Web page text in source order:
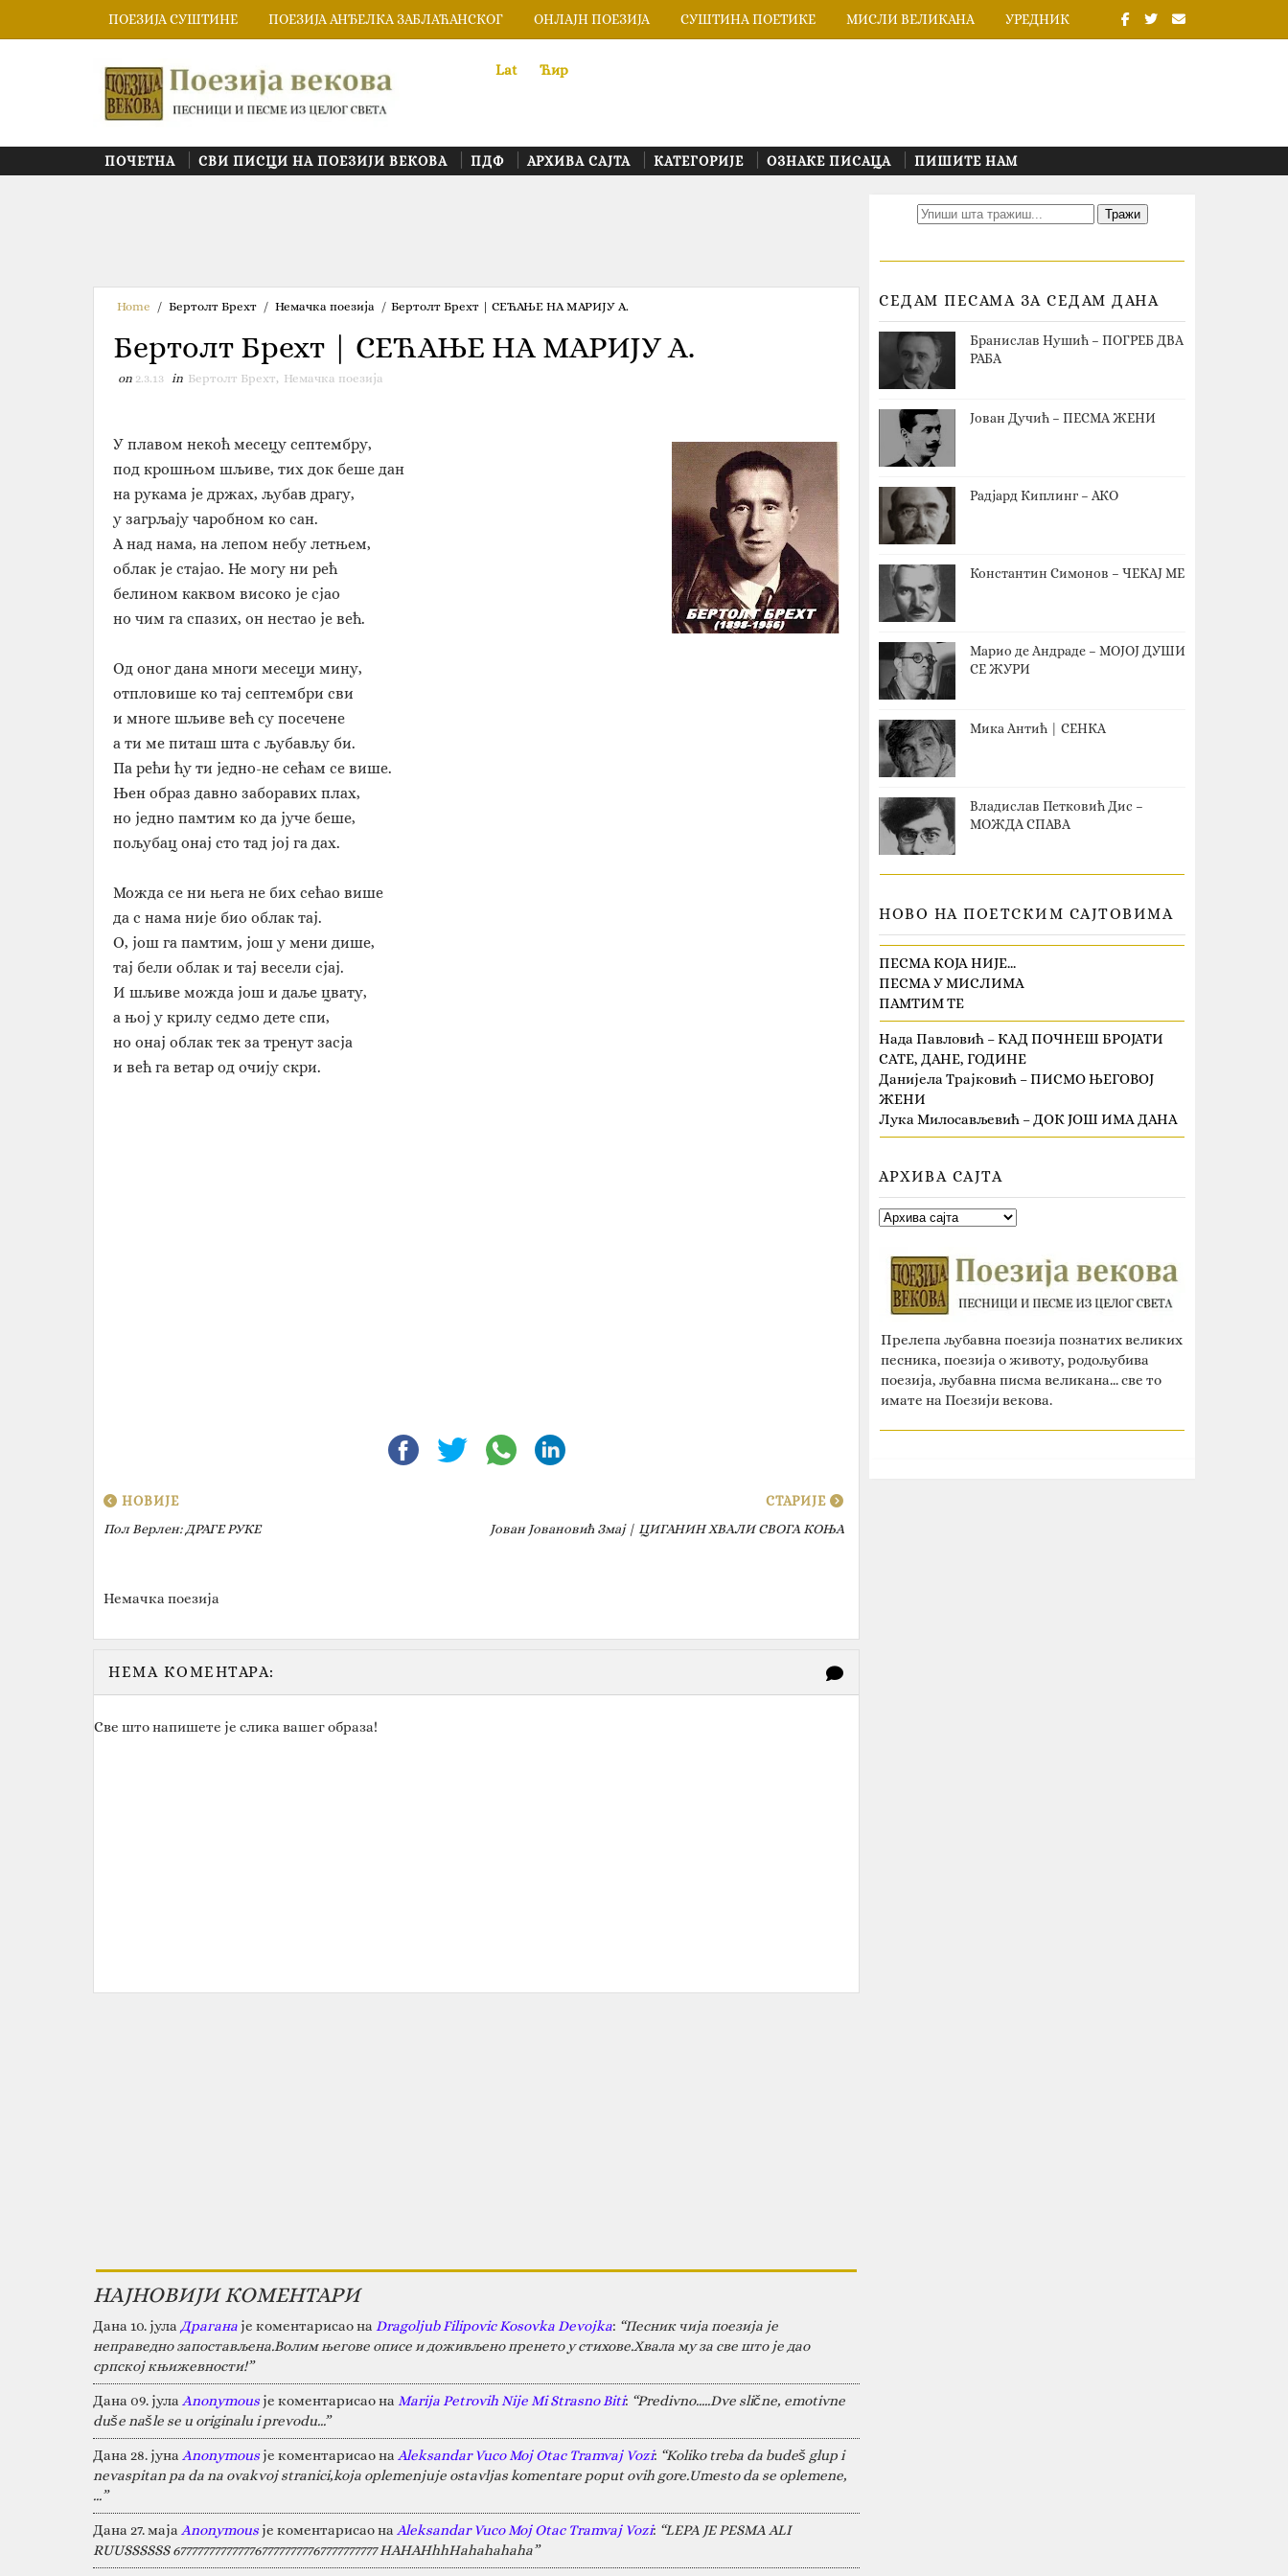
ПОЕЗИЈА СУШТИНЕ ПОЕЗИЈА АНЂЕЛКА ЗАБЛАЋАНСКОГ ОНЛАЈН ПОЕЗИЈА СУШТИНА ПОЕТИКЕ МИСЛИ ВЕЛИКАНА УРЕДНИК
Lat Ћир
ПОЧЕТНА СВИ ПИСЦИ НА ПОЕЗИЈИ ВЕКОВА ПДФ АРХИВА САЈТА КАТЕГОРИЈЕ ОЗНАКЕ ПИСАЦА ПИШИТЕ НАМ
Home / Бертолт Брехт / Немачка поезија / Бертолт Брехт | СЕЋАЊЕ НА МАРИЈУ А.
Бертолт Брехт | СЕЋАЊЕ НА МАРИЈУ А.
on 2.3.13 in Бертолт Брехт, Немачка поезија
У плавом некоћ месецу септембру,
под крошњом шљиве, тих док беше дан
на рукама је држах, љубав драгу,
у загрљају чаробном ко сан.
А над нама, на лепом небу летњем,
облак је стајао. Не могу ни рећ
белином каквом високо је сјао
но чим га спазих, он нестао је већ.
Од оног дана многи месеци мину,
отпловише ко тај септембри сви
и многе шљиве већ су посечене
а ти ме питаш шта с љубављу би.
Па рећи ћу ти једно-не сећам се више.
Њен образ давно заборавих плах,
но једно памтим ко да јуче беше,
пољубац онај сто тад јој га дах.
Можда се ни њега не бих сећао више
да с нама није био облак тај.
О, још га памтим, још у мени дише,
тај бели облак и тај весели сјај.
И шљиве можда још и даље цвату,
а њој у крилу седмо дете спи,
но онај облак тек за тренут засја
и већ га ветар од очију скри.
НОВИЈЕ
Пол Верлен‎: ДРАГЕ РУКЕ
СТАРИЈЕ
Јован Јовановић Змај | ЦИГАНИН ХВАЛИ СВОГА КОЊА
Немачка поезија
НЕМА КОМЕНТАРА:
Све што напишете је слика вашег образа!
НАЈНОВИЈИ КОМЕНТАРИ
Дана 10. јула Драгана је коментарисао на Dragoljub Filipovic Kosovka Devojka: “Песник чија поезија је
неправедно запостављена.Волим његове описе и доживљено пренето у стихове.Хвала му за све што је дао
српској књижевности!”
Дана 09. јула Anonymous је коментарисао на Marija Petrovih Nije Mi Strasno Biti: “Predivno.....Dve slične, emotivne
duše našle se u originalu i prevodu...”
Дана 28. јуна Anonymous је коментарисао на Aleksandar Vuco Moj Otac Tramvaj Vozi: “Koliko treba da budeš glup i
nevaspitan pa da na ovakvoj stranici,koja oplemenjuje ostavljas komentare poput ovih gore.Umesto da se oplemene,
…”
Дана 27. маја Anonymous је коментарисао на Aleksandar Vuco Moj Otac Tramvaj Vozi: “LEPA JE PESMA ALI
RUUSSSSSS 67777777777777677777777767777777777 HAHAHhhHahahahaha”
СЕДАМ ПЕСАМА ЗА СЕДАМ ДАНА
Бранислав Нушић – ПОГРЕБ ДВА
РАБА
Јован Дучић – ПЕСМА ЖЕНИ
Радјард Киплинг – АКО
Константин Симонов – ЧЕКАЈ МЕ
Марио де Андраде – МОЈОЈ ДУШИ
СЕ ЖУРИ
Мика Антић | СЕНКА
Владислав Петковић Дис –
МОЖДА СПАВА
НОВО НА ПОЕТСКИМ САЈТОВИМА
ПЕСМА КОЈА НИЈЕ…
ПЕСМА У МИСЛИМА
ПАМТИМ ТЕ
Нада Павловић – КАД ПОЧНЕШ БРОЈАТИ
САТЕ, ДАНЕ, ГОДИНЕ
Данијела Трајковић – ПИСМО ЊЕГОВОЈ
ЖЕНИ
Лука Милосављевић – ДОК ЈОШ ИМА ДАНА
АРХИВА САЈТА
Прелепа љубавна поезија познатих великих
песника, поезија о животу, родољубива
поезија, љубавна писма великана... све то
имате на Поезији векова.